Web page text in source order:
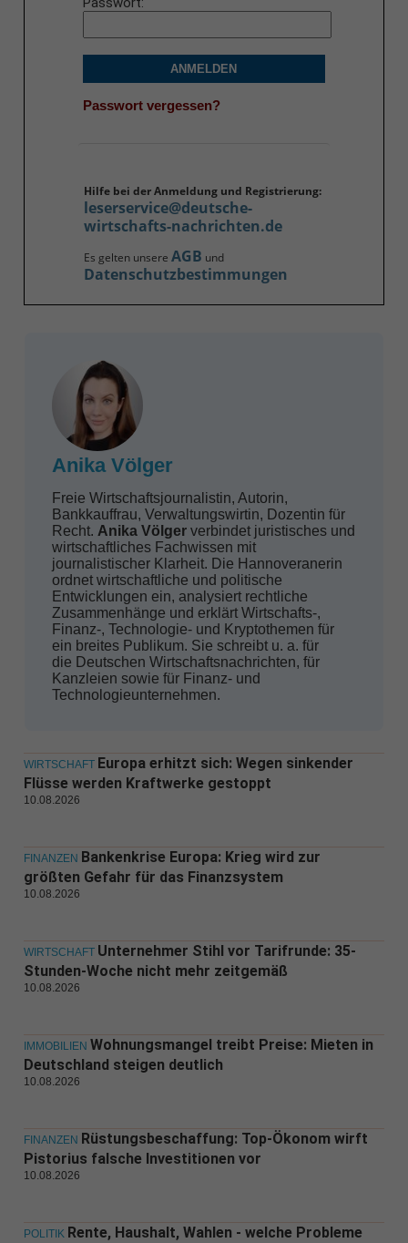
ANMELDEN
Passwort vergessen?
Hilfe bei der Anmeldung und Registrierung:
leserservice@deutsche-
wirtschafts-nachrichten.de
Es gelten unsere AGB und
Datenschutzbestimmungen
Anika Völger
Freie Wirtschaftsjournalistin, Autorin,
Bankkauffrau, Verwaltungswirtin, Dozentin für
Recht. Anika Völgerverbindet juristisches und
wirtschaftliches Fachwissen mit
journalistischer Klarheit. Die Hannoveranerin
ordnet wirtschaftliche und politische
Entwicklungen ein, analysiert rechtliche
Zusammenhänge und erklärt Wirtschafts-,
Finanz-, Technologie- und Kryptothemen für
ein breites Publikum. Sie schreibt u. a. für
die Deutschen Wirtschaftsnachrichten, für
Kanzleien sowie für Finanz- und
Technologieunternehmen.
WIRTSCHAFT Europa erhitzt sich: Wegen sinkender
Flüsse werden Kraftwerke gestoppt
10.08.2026
FINANZEN Bankenkrise Europa: Krieg wird zur
größten Gefahr für das Finanzsystem
10.08.2026
WIRTSCHAFT Unternehmer Stihl vor Tarifrunde: 35-
Stunden-Woche nicht mehr zeitgemäß
10.08.2026
IMMOBILIEN Wohnungsmangel treibt Preise: Mieten in
Deutschland steigen deutlich
10.08.2026
FINANZEN Rüstungsbeschaffung: Top-Ökonom wirft
Pistorius falsche Investitionen vor
10.08.2026
POLITIK Rente, Haushalt, Wahlen - welche Probleme